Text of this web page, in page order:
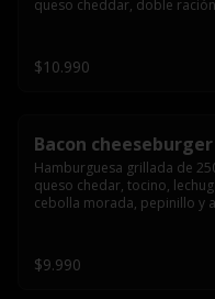
queso cheddar, doble
gold glitter
$10.990
Bacon cheeseburger
Hamburguesa grillada de
queso chedar, tocino,
cebolla morada, pepinillo y
$9.990